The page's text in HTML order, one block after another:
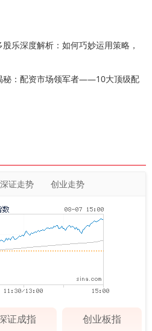
乐深度解析：如何巧妙运用策略，
秘：配资市场领军者——10大顶级配
深证走势 创业走势
证成指 创业板指